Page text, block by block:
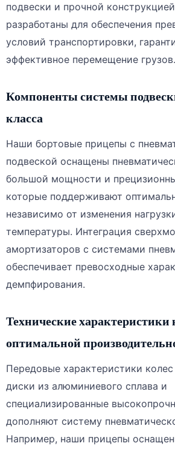
подвески и прочной
разработаны для обеспечения
условий транспортировки,
эффективное перемещение грузов.
Компоненты системы
класса
Наши бортовые прицепы с
подвеской оснащены
большой мощности и
которые поддерживают
независимо от изменения
температуры. Интеграция
амортизаторов с системами
обеспечивает превосходные
демпфирования.
Технические
оптимальной
Передовые характеристики
диски из алюминиевого сплава и
специализированные
дополняют систему
Например, наши прицепы